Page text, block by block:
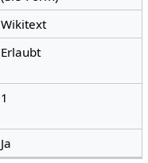
Wikitext
Erlaubt
1
Ja